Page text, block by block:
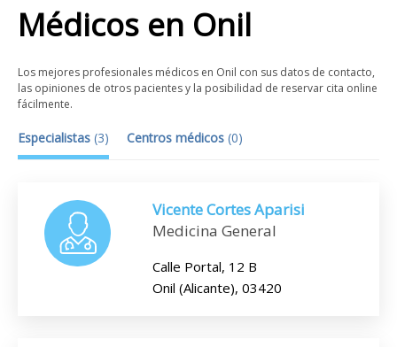
Médicos en Onil
Los mejores profesionales médicos en Onil con sus datos de contacto,
las opiniones de otros pacientes y la posibilidad de reservar cita online
fácilmente.
Especialistas (3) Centros médicos (0)
Vicente Cortes Aparisi
Medicina General
Calle Portal, 12 B
Onil (Alicante), 03420